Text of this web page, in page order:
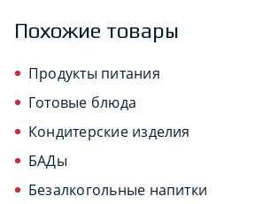
Похожие товары
Продукты питания
Готовые блюда
Кондитерские изделия
БАДы
Безалкогольные напитки